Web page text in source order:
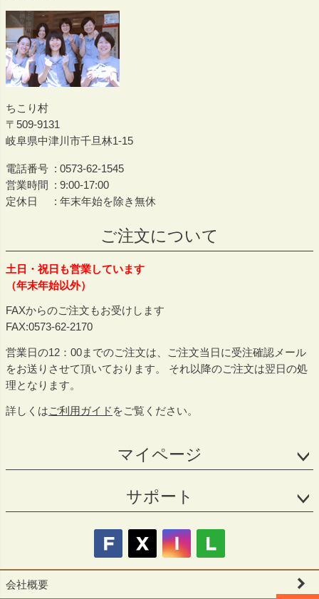
ちこり村
509-9131
岐阜県中津川市千旦林1-15
電話番号
0573-62-1545
営業時間
9:00-17:00
定休日
年末年始を除き無休
ご注文について
土日・祝日も営業しています
（年末年始以外）
FAXからのご注文もお受けします
FAX:0573-62-2170
営業日の12：00までのご注文は、ご注文当日に受注確認メール
をお送りさせて頂いております。 それ以降のご注文は翌日の処
理となります。
詳しくはご利用ガイド をご覧ください。
マイページ
サポート
会社概要